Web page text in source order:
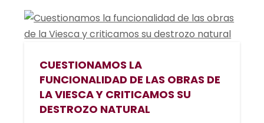
CUESTIONAMOS LA
FUNCIONALIDAD DE LAS OBRAS DE
LA VIESCA Y CRITICAMOS SU
DESTROZO NATURAL